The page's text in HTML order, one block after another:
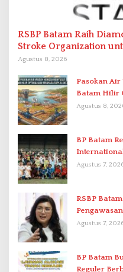
RSBP Batam Raih
Stroke Organization
Berstandar
Agustus 8, 2026
Pasokan
Batam Hilir
Antar-IPAM
Agustus 8,
BP Batam
di Stadion
Agustus 7,
RSBP
Kefarmasian
Agustus 7,
BP Batam
Reguler